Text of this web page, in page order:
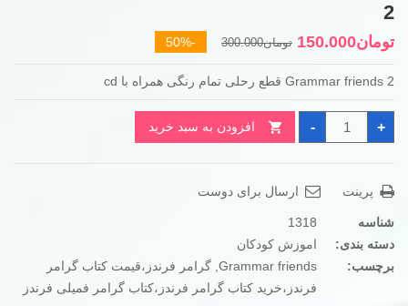
2
تومان300.000قیمت
تومان300.000
بود.
تومان150.000
قیمت
تومان150.000
است.
Grammar friends 2 قطع رحلی تمام رنگی همراه با cd
-
کتاب
گرامر
فرندز
friends
عدد
+ افزودن به سبد خرید
پرینت ارسال برای دوست
شناسه
1318
دسته بندی:
اموزش کودکان
برچسب:
Grammar friends
, گرامر فرندز،قیمت کتاب گرامر
فرندز،خرید کتاب گرامر فرندز،کتاب گرامر فمیلی فرندز